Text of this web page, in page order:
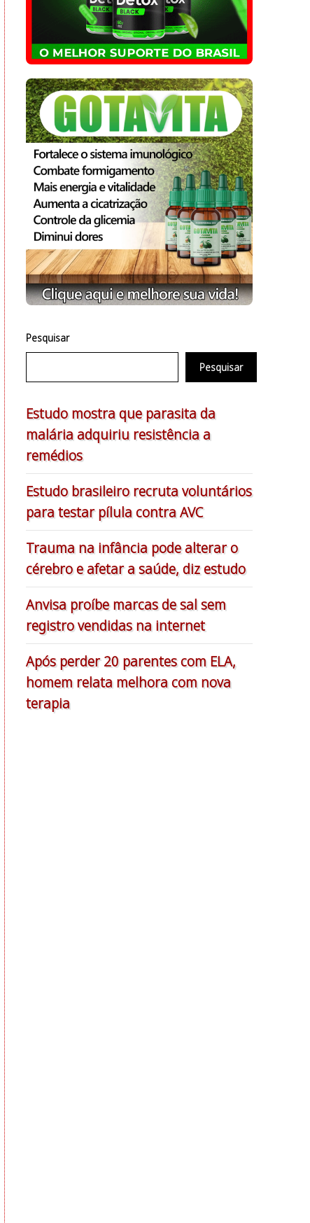
Pesquisar
Pesquisar
Estudo mostra que parasita da
malária adquiriu resistência a
remédios
Estudo brasileiro recruta voluntários
para testar pílula contra AVC
Trauma na infância pode alterar o
cérebro e afetar a saúde, diz estudo
Anvisa proíbe marcas de sal sem
registro vendidas na internet
Após perder 20 parentes com ELA,
homem relata melhora com nova
terapia